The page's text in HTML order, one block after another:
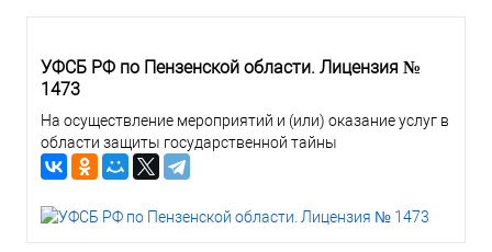
УФСБ РФ по Пензенской области. Лицензия №
1473
На осуществление мероприятий и (или) оказание услуг в
области защиты государственной тайны